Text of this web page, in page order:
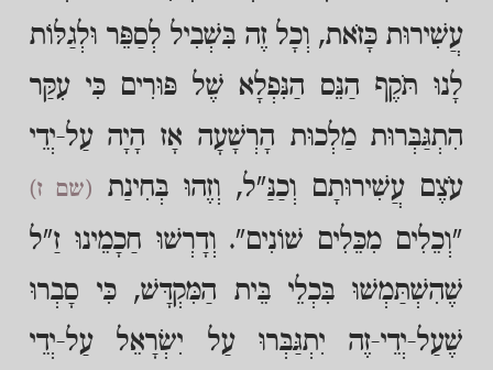
עֲשִׁירוּת כָּזֹאת, וְכָל זֶה בִּשְׁבִיל לְסַפֵּר וּלְגַלּוֹת
לָנוּ תֹּקֶף הַנֵּס הַנִּפְלָא שֶׁל פּוּרִים כִּי עִקַּר
הִתְגַּבְּרוּת מַלְכוּת הָרְשָׁעָה אָז הָיָה עַל-יְדֵי
עֹצֶם עֲשִׁירוּתָם וְכַנַּ"ל, וְזֶהוּ בְּחִינַת (שם ז)
"וְכֵלִים מִכֵּלִים שׁוֹנִים". וְדָרְשׁוּ חַכָמֵינוּ זַ"ל
שֶׁהִשְׁתַּמְשׁוּ בִּכְלֵי בֵּית הַמִּקְדָּשׁ, כִּי סָבְרוּ
שֶׁעַל-יְדֵי-זֶה יִתְגַּבְּרוּ עַל יִשְׂרָאֵל עַל-יְדֵי